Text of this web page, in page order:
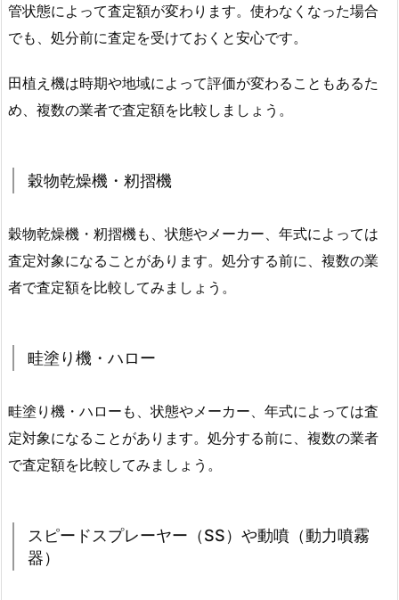
管状態によって査定額が変わります。使わなくなった場合
でも、処分前に査定を受けておくと安心です。
田植え機は時期や地域によって評価が変わることもあるた
め、複数の業者で査定額を比較しましょう。
穀物乾燥機・籾摺機
穀物乾燥機・籾摺機も、状態やメーカー、年式によっては
査定対象になることがあります。処分する前に、複数の業
者で査定額を比較してみましょう。
畦塗り機・ハロー
畦塗り機・ハローも、状態やメーカー、年式によっては査
定対象になることがあります。処分する前に、複数の業者
で査定額を比較してみましょう。
スピードスプレーヤー（SS）や動噴（動力噴霧
器）